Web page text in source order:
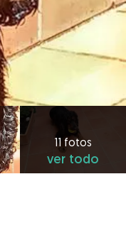
11 fotos
ver todo